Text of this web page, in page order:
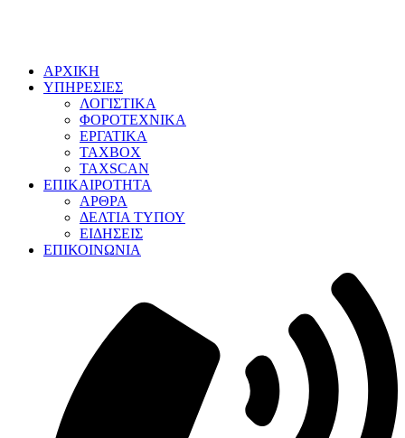
ΑΡΧΙΚΗ
ΥΠΗΡΕΣΙΕΣ
ΛΟΓΙΣΤΙΚΑ
ΦΟΡΟΤΕΧΝΙΚΑ
ΕΡΓΑΤΙΚΑ
TAXBOX
TAXSCAN
ΕΠΙΚΑΙΡΟΤΗΤΑ
ΑΡΘΡΑ
ΔΕΛΤΙΑ ΤΥΠΟΥ
ΕΙΔΗΣΕΙΣ
ΕΠΙΚΟΙΝΩΝΙΑ